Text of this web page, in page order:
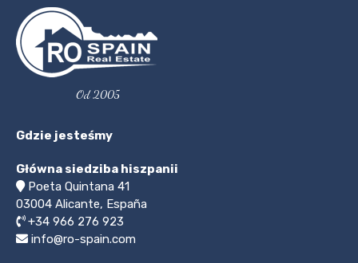
Od 2005
Gdzie jesteśmy
Główna siedziba hiszpanii
Poeta Quintana 41
03004 Alicante, España
+34 966 276 923
info@ro-spain.com